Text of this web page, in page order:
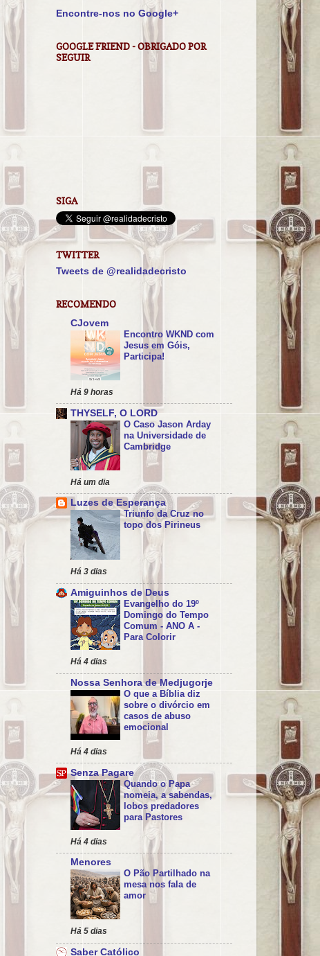
Encontre-nos no Google+
GOOGLE FRIEND - OBRIGADO POR
SEGUIR
SIGA
TWITTER
Tweets de @realidadecristo
RECOMENDO
CJovem
Encontro WKND com
Jesus em Góis,
Participa!
Há 9 horas
THYSELF, O LORD
O Caso Jason Arday
na Universidade de
Cambridge
Há um dia
Luzes de Esperança
Triunfo da Cruz no
topo dos Pirineus
Há 3 dias
Amiguinhos de Deus
Evangelho do 19º
Domingo do Tempo
Comum - ANO A -
Para Colorir
Há 4 dias
Nossa Senhora de Medjugorje
O que a Bíblia diz
sobre o divórcio em
casos de abuso
emocional
Há 4 dias
Senza Pagare
Quando o Papa
nomeia, a sabendas,
lobos predadores
para Pastores
Há 4 dias
Menores
O Pão Partilhado na
mesa nos fala de
amor
Há 5 dias
Saber Católico